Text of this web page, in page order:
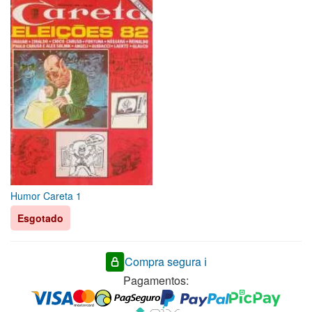
Humor Careta 1
Esgotado
Compra segura ℹ️
Pagamentos: